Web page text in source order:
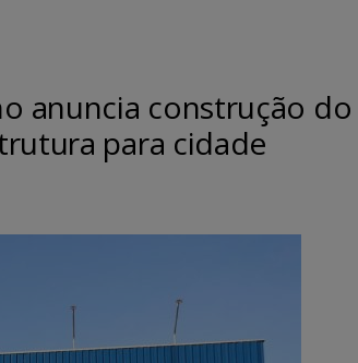
anuncia construção do
para cidade